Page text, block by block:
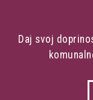
Daj svoj